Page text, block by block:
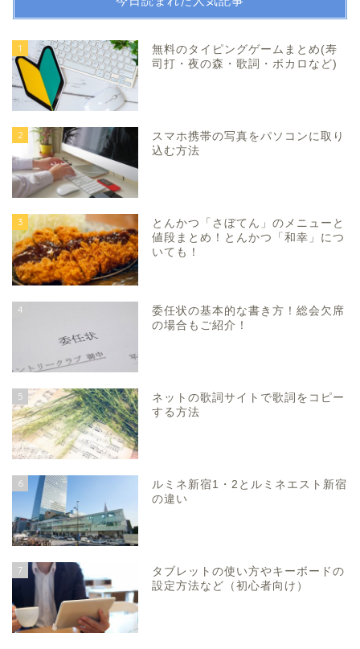
1
無料のタイピングゲームまとめ(寿
司打・夜の森・歌詞・ボカロなど)
2
スマホ携帯の写真をパソコンに取り
込む方法
3
とんかつ「さぼてん」のメニューと
値段まとめ！とんかつ「和幸」につ
いても！
4
委任状の基本的な書き方！総会欠席
の場合もご紹介！
5
ネットの歌詞サイトで歌詞をコピー
する方法
6
ルミネ新宿1・2とルミネエスト新宿
の違い
7
タブレットの使い方やキーボードの
設定方法など（初心者向け）